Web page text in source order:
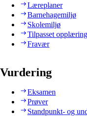
Læreplaner
Barnehagemiljø
Skolemiljø
Tilpasset
Fravær
Vurdering
Eksamen
Prøver
Standpunkt- og